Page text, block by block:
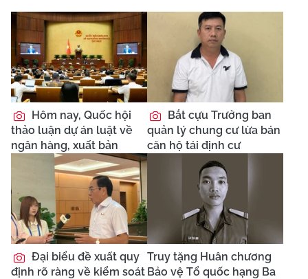
Hôm nay, Quốc hội
thảo luận dự án luật về
ngân hàng, xuất bản
Bắt cựu Trưởng ban
quản lý chung cư lừa bán
căn hộ tái định cư
Đại biểu đề xuất quy
định rõ ràng về kiểm soát
Truy tặng Huân chương
Bảo vệ Tổ quốc hạng Ba